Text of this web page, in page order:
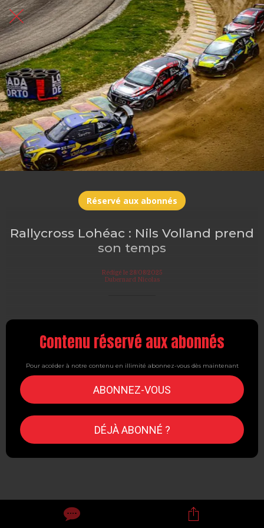
Réservé aux abonnés
Rallycross Lohéac : Nils Volland prend
son temps
Rédigé le 28/08/2025
Dubernard Nicolas
Contenu réservé aux abonnés
Pour accéder à notre contenu en illimité abonnez-vous dès maintenant
ABONNEZ-VOUS
DÉJÀ ABONNÉ ?